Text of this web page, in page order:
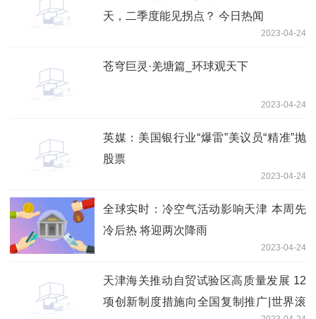
天，二季度能见拐点？ 今日热闻
2023-04-24
苍穹巨灵·羌塘篇_环球观天下
2023-04-24
英媒：美国银行业“爆雷”美议员“精准”抛
股票
2023-04-24
全球实时：冷空气活动影响天津 本周先
冷后热 将迎两次降雨
2023-04-24
天津海关推动自贸试验区高质量发展 12
项创新制度措施向全国复制推广|世界滚